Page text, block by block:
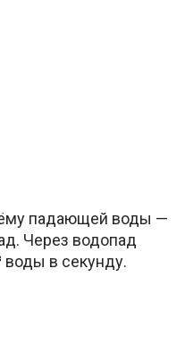
падающей воды —
Через водопад
воды в секунду.